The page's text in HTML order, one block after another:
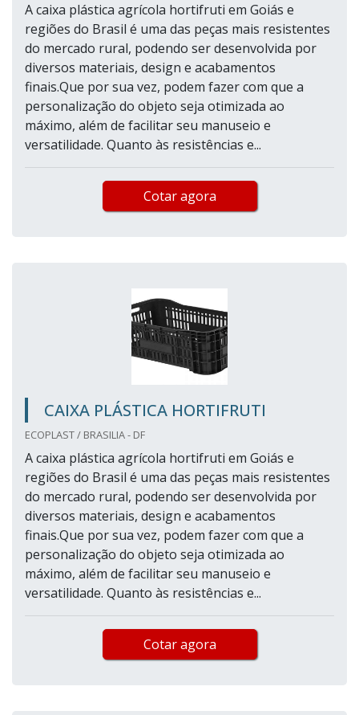
A caixa plástica agrícola hortifruti em Goiás e
regiões do Brasil é uma das peças mais resistentes
do mercado rural, podendo ser desenvolvida por
diversos materiais, design e acabamentos
finais.Que por sua vez, podem fazer com que a
personalização do objeto seja otimizada ao
máximo, além de facilitar seu manuseio e
versatilidade. Quanto às resistências e...
Cotar agora
CAIXA PLÁSTICA HORTIFRUTI
ECOPLAST / BRASILIA - DF
A caixa plástica agrícola hortifruti em Goiás e
regiões do Brasil é uma das peças mais resistentes
do mercado rural, podendo ser desenvolvida por
diversos materiais, design e acabamentos
finais.Que por sua vez, podem fazer com que a
personalização do objeto seja otimizada ao
máximo, além de facilitar seu manuseio e
versatilidade. Quanto às resistências e...
Cotar agora